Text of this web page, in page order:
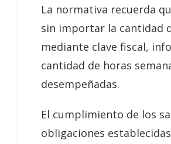
La normativa recuerda
sin importar la cantidad
mediante clave fiscal,
cantidad de horas
desempeñadas.
El cumplimiento de los
obligaciones